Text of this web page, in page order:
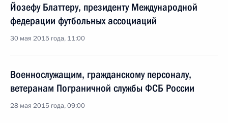
Йозефу Блаттеру, президенту Международной
федерации футбольных ассоциаций
30 мая 2015 года, 11:00
Военнослужащим, гражданскому персоналу,
ветеранам Пограничной службы ФСБ России
28 мая 2015 года, 09:00